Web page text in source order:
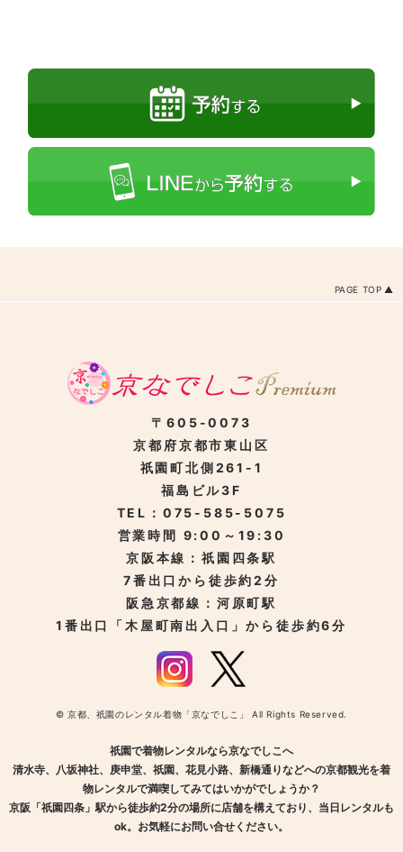
PAGE TOP
〒605-0073
京都府京都市東山区
祇園町北側261-1
福島ビル3F
TEL：075-585-5075
営業時間 9:00～19:30
京阪本線：祇園四条駅
7番出口から徒歩約2分
阪急京都線：河原町駅
1番出口「木屋町南出入口」から徒歩約6分
© 京都、祇園のレンタル着物「京なでしこ」 All Rights Reserved.
祇園で着物レンタルなら京なでしこへ
清水寺、八坂神社、庚申堂、祇園、花見小路、新橋通りなどへの京都観光を着
物レンタルで満喫してみてはいかがでしょうか？
京阪「祇園四条」駅から徒歩約2分の場所に店舗を構えており、当日レンタルも
ok。お気軽にお問い合せください。